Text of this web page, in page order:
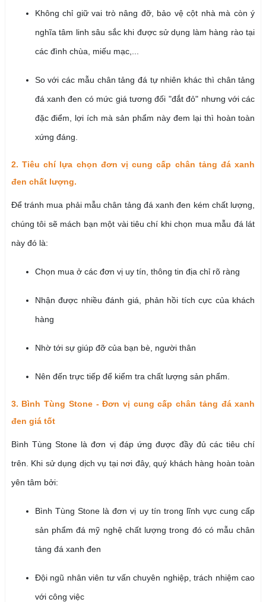
Không chỉ giữ vai trò nâng đỡ, bảo vệ cột nhà mà còn ý
nghĩa tâm linh sâu sắc khi được sử dụng làm hàng rào tại
các đình chùa, miếu mạc,...
So với các mẫu chân tảng đá tự nhiên khác thì chân tảng
đá xanh đen có mức giá tương đối "đắt đỏ" nhưng với các
đặc điểm, lợi ích mà sản phẩm này đem lại thì hoàn toàn
xứng đáng.
2. Tiêu chí lựa chọn đơn vị cung cấp chân tảng đá xanh
đen chất lượng.
Để tránh mua phải mẫu chân tảng đá xanh đen kém chất lượng,
chúng tôi sẽ mách bạn một vài tiêu chí khi chọn mua mẫu đá lát
này đó là:
Chọn mua ở các đơn vị uy tín, thông tin địa chỉ rõ ràng
Nhận được nhiều đánh giá, phản hồi tích cực của khách
hàng
Nhờ tới sự giúp đỡ của bạn bè, người thân
Nên đến trực tiếp để kiểm tra chất lượng sản phẩm.
3. Bình Tùng Stone - Đơn vị cung cấp chân tảng đá xanh
đen giá tốt
Bình Tùng Stone là đơn vị đáp ứng được đầy đủ các tiêu chí
trên. Khi sử dụng dịch vụ tại nơi đây, quý khách hàng hoàn toàn
yên tâm bởi:
Bình Tùng Stone là đơn vị uy tín trong lĩnh vực cung cấp
sản phẩm đá mỹ nghệ chất lượng trong đó có mẫu chân
tảng đá xanh đen
Đội ngũ nhân viên tư vấn chuyên nghiệp, trách nhiệm cao
với công việc